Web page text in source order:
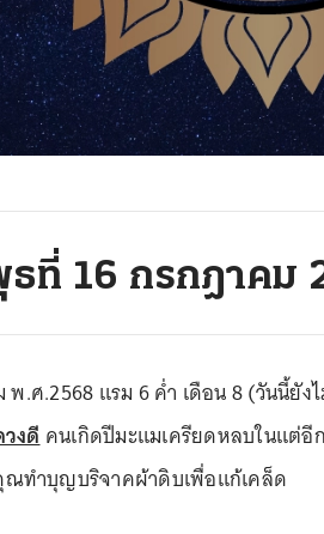
ที่ 16 กรกฎาคม
.ศ.2568 แรม 6 ค่ำ เดือน 8 (วันนี้ยัง
งดีคนเกิดปีมะแมเครียดหลบในแต่อี
ณทำบุญบริจาคผ้าดิบเพื่อแก้เคล็ด